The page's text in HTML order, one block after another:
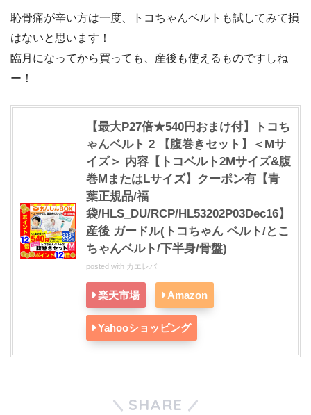
恥骨痛が辛い方は一度、トコちゃんベルトも試してみて損
はないと思います！
臨月になってから買っても、産後も使えるものですしね
ー！
【最大P27倍★540円おまけ付】トコち
ゃんベルト 2 【腹巻きセット】＜Mサ
イズ＞ 内容【トコベルト2Mサイズ&腹
巻MまたはLサイズ】クーポン有【青
葉正規品/福
袋/HLS_DU/RCP/HL53202P03Dec16】
産後 ガードル(トコちゃん ベルト/とこ
ちゃんベルト/下半身/骨盤)
posted with カエレバ
楽天市場 Amazon
Yahooショッピング
SHARE